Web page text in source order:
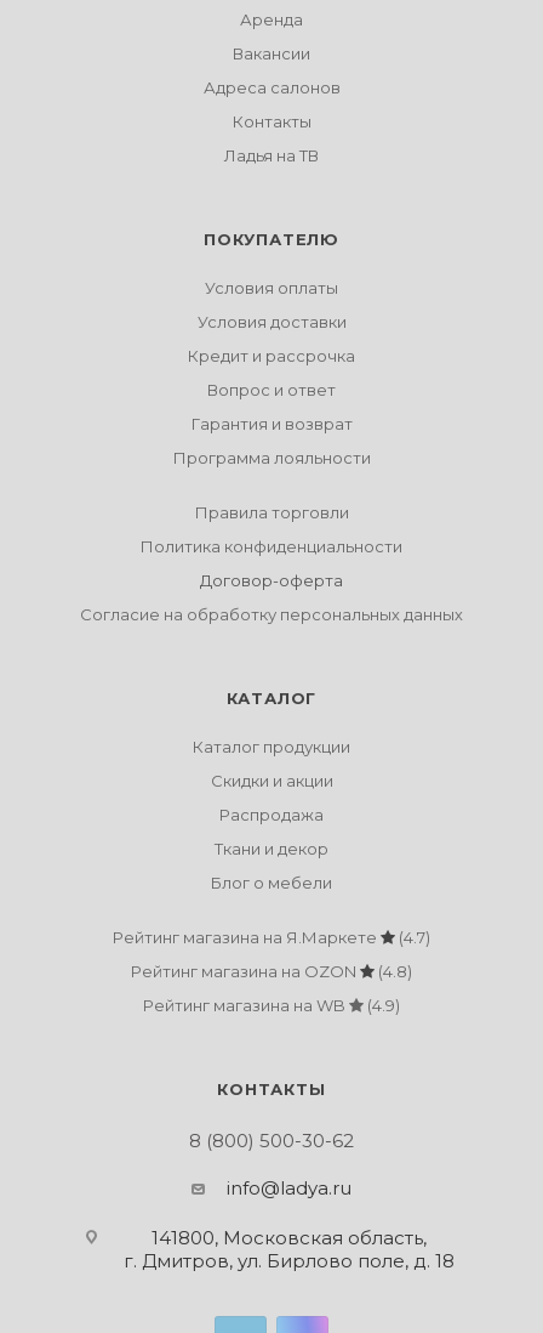
Аренда
Вакансии
Адреса салонов
Контакты
Ладья на ТВ
ПОКУПАТЕЛЮ
Условия оплаты
Условия доставки
Кредит и рассрочка
Вопрос и ответ
Гарантия и возврат
Программа лояльности
Правила торговли
Политика конфиденциальности
Договор-оферта
Согласие на обработку персональных данных
КАТАЛОГ
Каталог продукции
Скидки и акции
Распродажа
Ткани и декор
Блог о мебели
Рейтинг магазина на Я.Маркете
(4.7)
Рейтинг магазина на OZON
(4.8)
Рейтинг магазина на WB
(4.9)
КОНТАКТЫ
8 (800) 500-30-62
info@ladya.ru
141800, Московская область,
г. Дмитров, ул. Бирлово поле, д. 18